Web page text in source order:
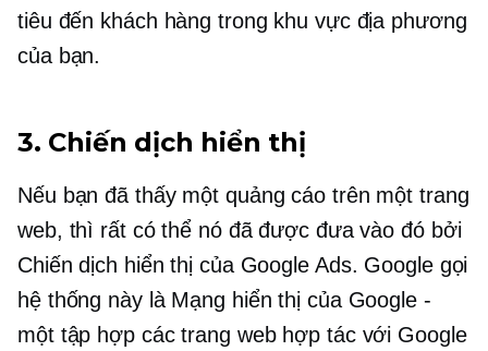
tiêu đến khách hàng trong khu vực địa phương
của bạn.
3. Chiến dịch hiển thị
Nếu bạn đã thấy một quảng cáo trên một trang
web, thì rất có thể nó đã được đưa vào đó bởi
Chiến dịch hiển thị của Google Ads. Google gọi
hệ thống này là Mạng hiển thị của Google -
một tập hợp các trang web hợp tác với Google